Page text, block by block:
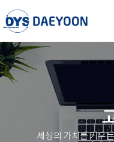
세상의 가치를 키우